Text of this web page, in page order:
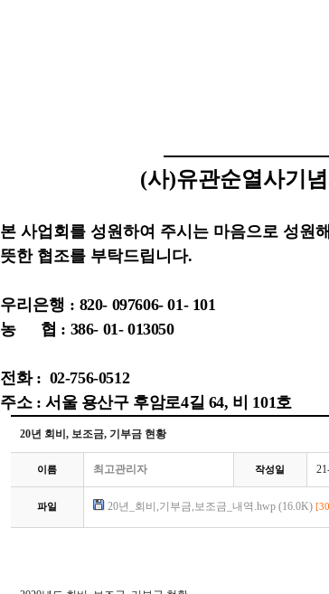
(사)유관순열사기
본 사업회를 성원하여 주시는 마음으로 성
뜻한 협조를 부탁드립니다.
우리은행 : 820- 097606- 01- 101
농 협 : 386- 01- 013050
전화 : 02-756-0512
주소 : 서울 용산구 후암로4길 64, 비 101호
20년 회비, 보조금, 기부금 현황
이름 최고관리자 작성일
파일 20년_회비,기부금,보조금_내역.hwp (16.0K)